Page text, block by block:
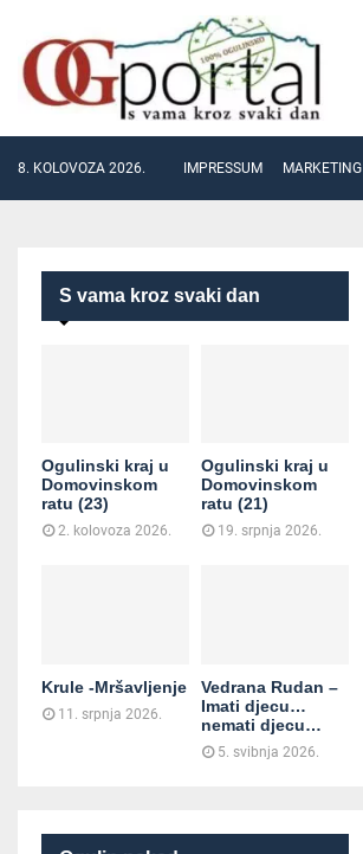
8. KOLOVOZA 2026. IMPRESSUM MARKETING
S vama kroz svaki dan
Ogulinski kraj u
Domovinskom
ratu (23)
2. kolovoza 2026.
Ogulinski kraj u
Domovinskom
ratu (21)
19. srpnja 2026.
Krule -Mršavljenje
11. srpnja 2026.
Vedrana Rudan –
Imati djecu…
nemati djecu…
5. svibnja 2026.